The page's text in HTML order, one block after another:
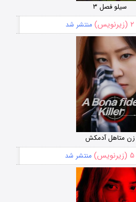
سیلو فصل ۳
۲ (زیرنویس) منتشر شد
زن متاهل آدمکش
۵ (زیرنویس) منتشر شد